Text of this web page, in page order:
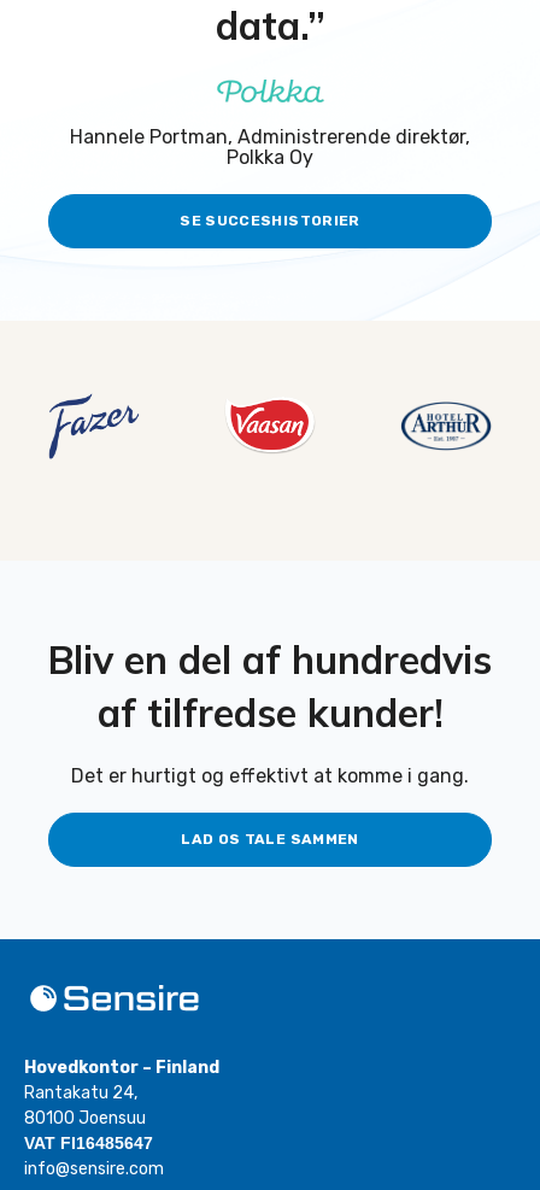
data.”
Hannele Portman, Administrerende direktør,
Polkka Oy
SE SUCCESHISTORIER
Bliv en del af hundredvis
af tilfredse kunder!
Det er hurtigt og effektivt at komme i gang.
LAD OS TALE SAMMEN
Hovedkontor – Finland
Rantakatu 24,
80100 Joensuu
VAT FI16485647
info@sensire.com